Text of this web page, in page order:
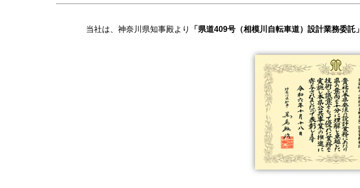
当社は、神奈川県知事殿より 「県道409号（相模川自転車道）設計業務委託」